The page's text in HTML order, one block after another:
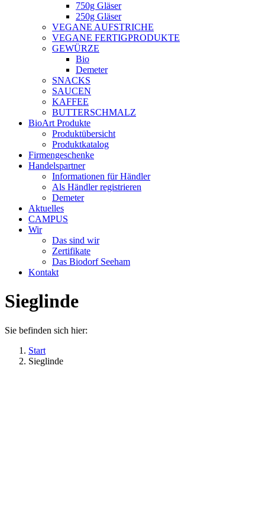
750g Gläser
250g Gläser
VEGANE AUFSTRICHE
VEGANE FERTIGPRODUKTE
GEWÜRZE
Bio
Demeter
SNACKS
SAUCEN
KAFFEE
BUTTERSCHMALZ
BioArt Produkte
Produktübersicht
Produktkatalog
Firmengeschenke
Handelspartner
Informationen für Händler
Als Händler registrieren
Demeter
Aktuelles
CAMPUS
Wir
Das sind wir
Zertifikate
Das Biodorf Seeham
Kontakt
Sieglinde
Sie befinden sich hier:
Start
Sieglinde